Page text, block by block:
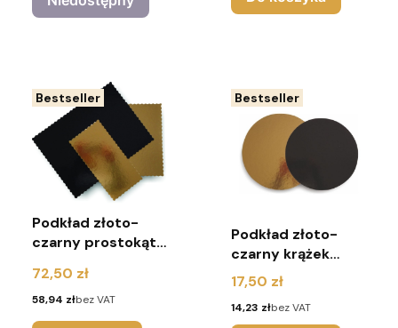
Bestseller
Podkład złoto-
czarny prostokąt
r.40x60 (pakiet 5
sztuk)
Cena
72,50 zł
Cena
58,94 złbez VAT
Bestseller
Podkład złoto-
czarny krążek
2400G r.18 (pakiet
10 sztuk)
Cena
17,50 zł
Cena
14,23 złbez VAT